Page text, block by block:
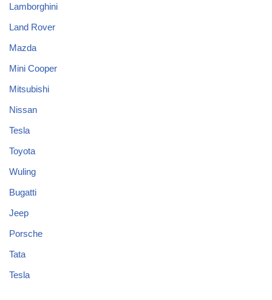
Lamborghini
Land Rover
Mazda
Mini Cooper
Mitsubishi
Nissan
Tesla
Toyota
Wuling
Bugatti
Jeep
Porsche
Tata
Tesla